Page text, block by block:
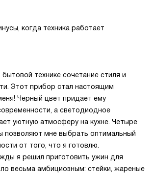
когда техника работает
технике сочетание стиля и
Этот прибор стал настоящим
Черный цвет придает ему
а светодиодное
уютную атмосферу на кухне. Четыре
позволяют мне выбрать оптимальный
от того, что я готовлю.
я решил приготовить ужин для
весьма амбициозным: стейки, жареные